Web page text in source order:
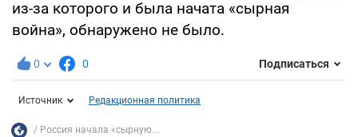
из-за которого и была начата «сырная
война», обнаружено не было.
0 0 Подписаться
Источник Редакционная политика
Россия начала «сырную...